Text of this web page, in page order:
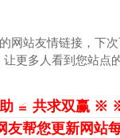
网站友情链接，下
更多人看到您站点
≌ 共求双赢
帮您更新网站